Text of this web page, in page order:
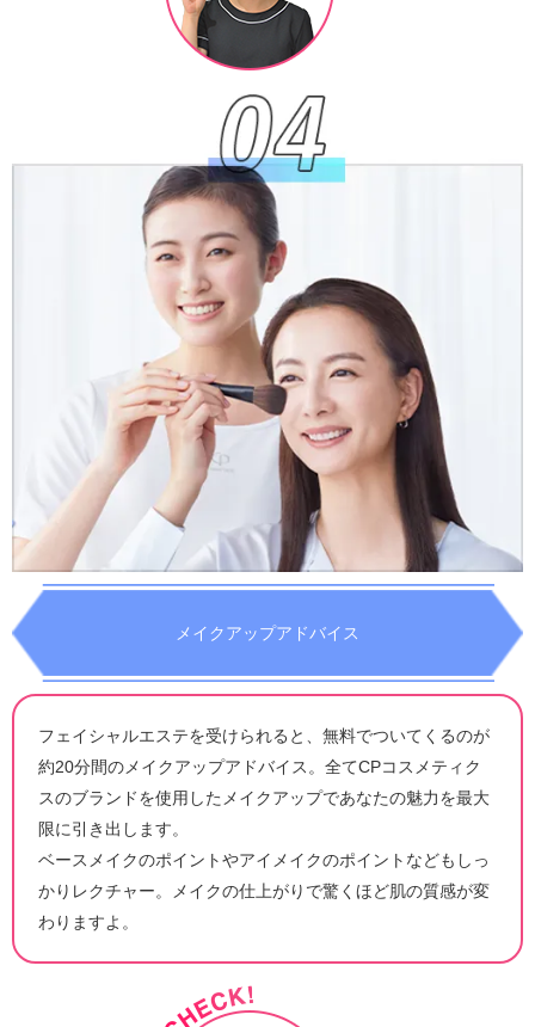
メイクアップアドバイス
フェイシャルエステを受けられると、無料でついてくるのが
約20分間のメイクアップアドバイス。全てCPコスメティク
スのブランドを使用したメイクアップであなたの魅力を最大
限に引き出します。
ベースメイクのポイントやアイメイクのポイントなどもしっ
かりレクチャー。メイクの仕上がりで驚くほど肌の質感が変
わりますよ。